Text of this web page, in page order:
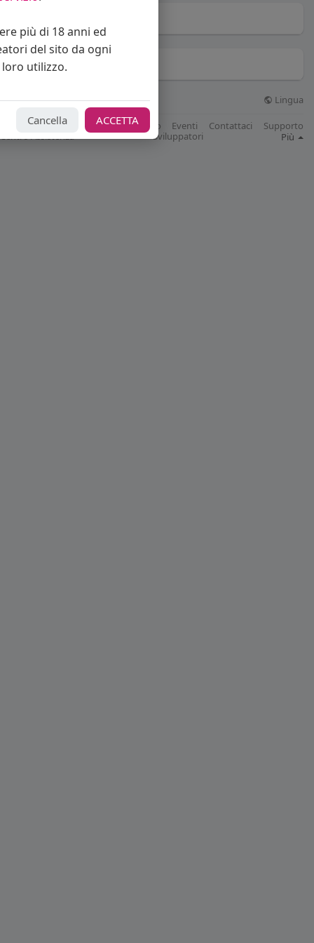
Gruppi
© 2026 Bakeca Social Lingua
Cos'è BakecaSocial Blog Mercatino Eventi Contattaci
Supporto
Centro Assistenza
Sviluppatori Più
più di 18 anni ed
del sito da ogni
utilizzo.
Cancella ACCETTA